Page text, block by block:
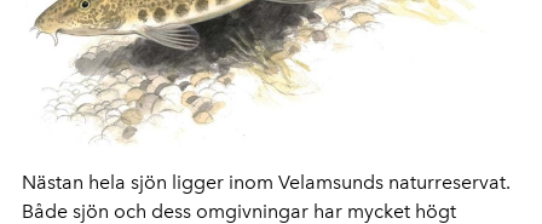
Nästan hela sjön ligger inom Velamsunds naturreservat.
Både sjön och dess omgivningar har mycket högt